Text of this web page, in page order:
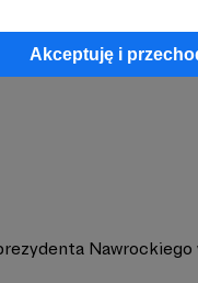
Akceptuję i
Nawrockiego